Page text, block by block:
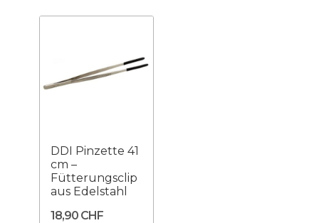
DDI Pinzette 41
cm –
Fütterungsclip
aus Edelstahl
18,90 CHF